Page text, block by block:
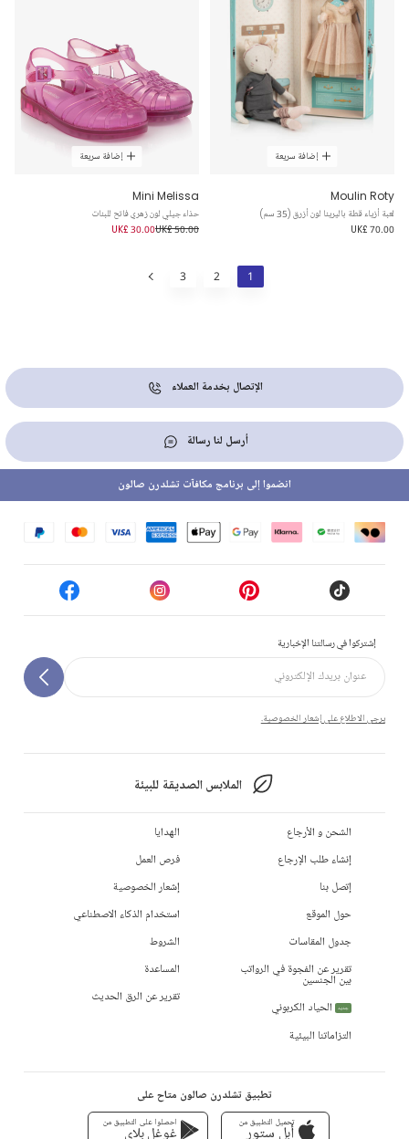
إضافة سريعة
Moulin Roty
لعبة أزياء قطة باليرينا لون أزرق (35 سم)
UK£ 70.00
إضافة سريعة
Mini Melissa
حذاء جيلي لون زهري فاتح للبنات
UK£ 50.00
UK£ 30.00
1
2
3
الإتصال بخدمة العملاء
أرسل لنا رسالة
إشتركوا في رسالتنا الإخبارية
يرجى الاطلاع على إشعار الخصوصية.
الملابس الصديقة للبيئة
انضموا إلى برنامج مكافآت تشلدرن صالون
الشحن و الأرجاع
إنشاء طلب الإرجاع
إتصل بنا
حول الموقع
جدول المقاسات
تقرير عن الفجوة في الرواتب
بين الجنسين
جديد
الحياد الكربوني
التزاماتنا البيئية
الهدايا
فرص العمل
إشعار الخصوصية
استخدام الذكاء الاصطناعي
الشروط
المساعدة
تقرير عن الرق الحديث
تطبيق تشلدرن صالون متاح على
تحميل التطبيق من
أبل ستور
احصلوا على التطبيق من
غوغل بلاي